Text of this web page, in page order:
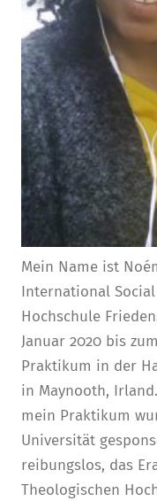
Mein Name ist
International
Hochschule
Januar 2020 bis
Praktikum in der
in Maynooth,
mein Praktikum
Universität
reibungslos, das
Theologischen